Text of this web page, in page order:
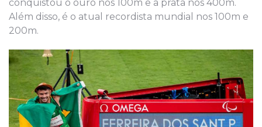
conquistou o ouro nos 100m e a prata nos 400m.
Além disso, é o atual recordista mundial nos 100m e
200m.